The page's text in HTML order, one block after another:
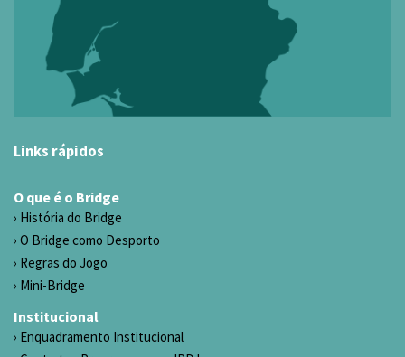
Links rápidos
O que é o Bridge
História do Bridge
O Bridge como Desporto
Regras do Jogo
Mini-Bridge
Institucional
Enquadramento Institucional